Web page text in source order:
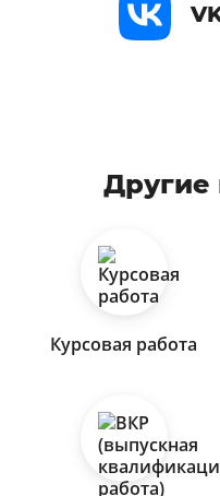
Другие
Курсовая работа